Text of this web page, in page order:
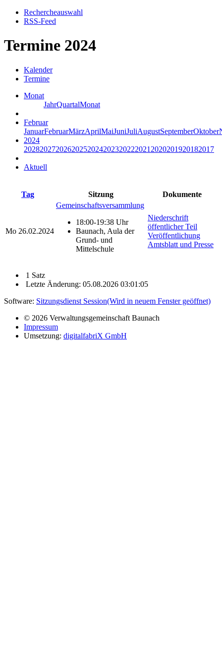
Rechercheauswahl
RSS-Feed
Termine 2024
Kalender
Termine
Monat
JahrQuartalMonat
Februar
JanuarFebruarMärzAprilMaiJuniJuliAugustSeptemberOktober
2024
20282027202620252024202320222021 2020201920182017
Aktuell
Tag Sitzung Dokumente
Mo 26.02.2024
Gemeinschaftsversammlung
18:00-19:38 Uhr
Baunach, Aula der
Grund- und
Mittelschule
Niederschrift
öffentlicher Teil
Veröffentlichung
Amtsblatt und Presse
1 Satz
Letzte Änderung: 05.08.2026 03:01:05
Software: Sitzungsdienst Session(Wird in neuem Fenster geöffnet)
© 2026 Verwaltungsgemeinschaft Baunach
Impressum
Umsetzung: digitalfabriX GmbH